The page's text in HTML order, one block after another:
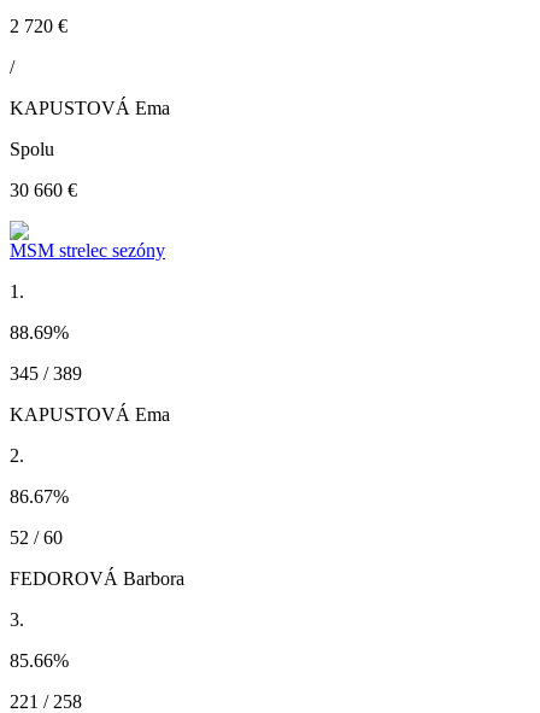
2 720 €
/
KAPUSTOVÁ Ema
Spolu
30 660 €
MSM strelec sezóny
1.
88.69%
345 / 389
KAPUSTOVÁ Ema
2.
86.67%
52 / 60
FEDOROVÁ Barbora
3.
85.66%
221 / 258